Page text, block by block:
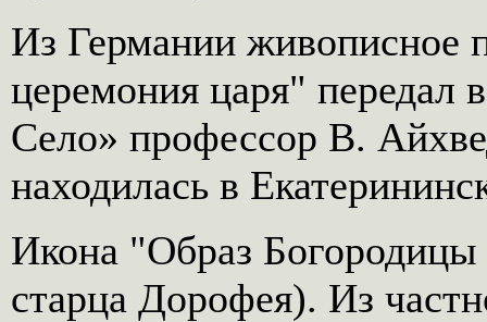
Из Германии живописное
церемония царя" передал
Село» профессор В.
находилась в
Икона "Образ
старца Дорофея). Из